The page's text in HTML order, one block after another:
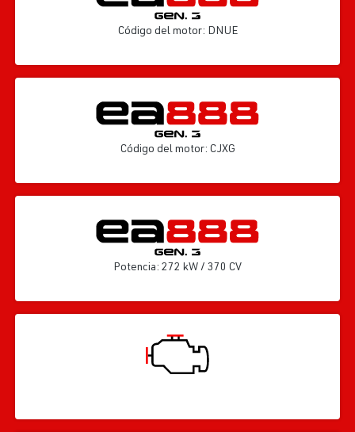
Código del motor: DNUE
Código del motor: CJXG
Potencia: 272 kW / 370 CV